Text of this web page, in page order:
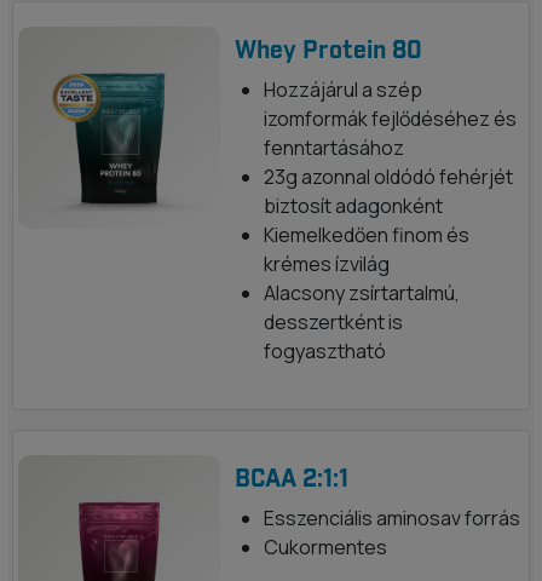
Whey Protein 80
Hozzájárul a szép
izomformák fejlődéséhez és
fenntartásához
23g azonnal oldódó fehérjét
biztosít adagonként
Kiemelkedően finom és
krémes ízvilág
Alacsony zsírtartalmú,
desszertként is
fogyasztható
BCAA 2:1:1
Esszenciális aminosav forrás
Cukormentes